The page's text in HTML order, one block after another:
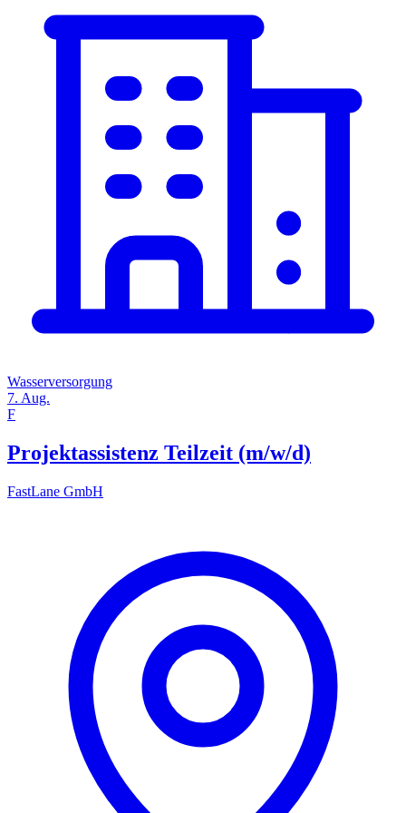
Wasserversorgung
7. Aug.
F
Projektassistenz Teilzeit (m/w/d)
FastLane GmbH